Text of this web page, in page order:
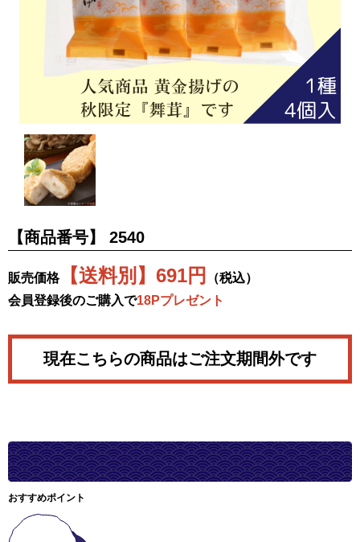
【商品番号】 2540
販売価格【送料別】691円
（税込）
会員登録後のご購入で18Pプレゼント
現在こちらの商品はご注文期間外です
おすすめポイント